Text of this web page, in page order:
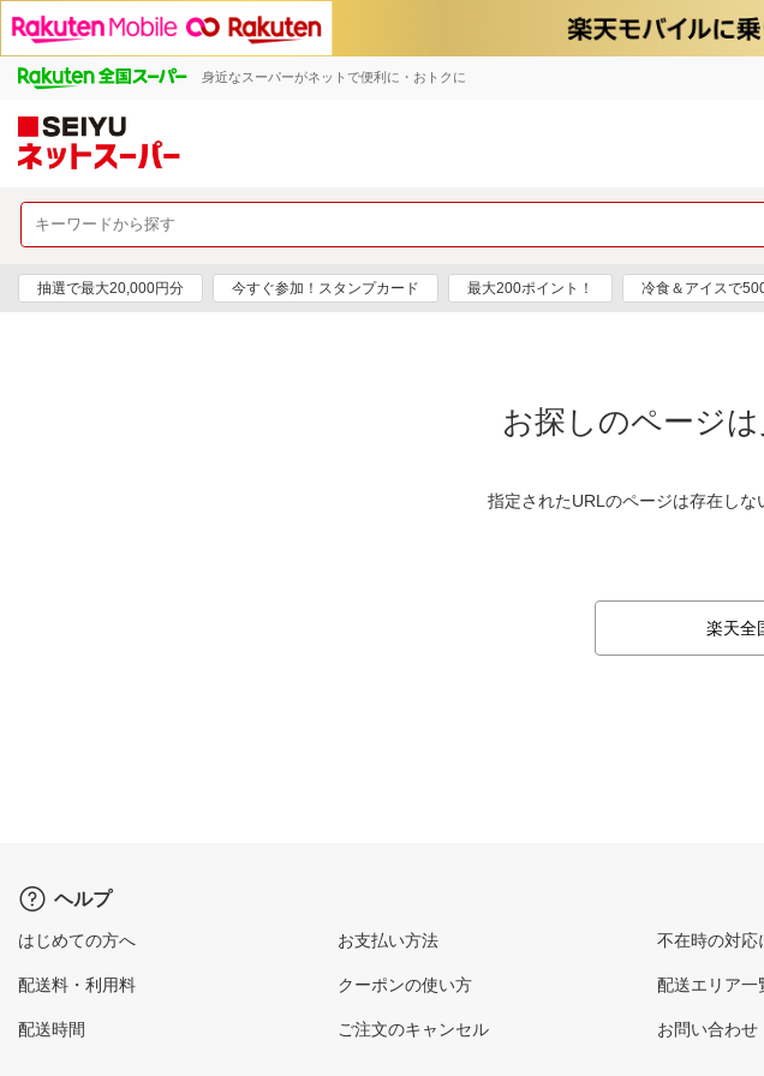
身近なスーパーがネットで便利に・おトクに
抽選で最大20,000円分 今すぐ参加！スタンプカード 最大200ポイント！ 冷食＆アイスで
お探しのページ
指定されたURLのページは存在しな
楽天全
ヘルプ
はじめての方へ
配送料・利用料
配送時間
お支払い方法
クーポンの使い方
ご注文のキャンセル
不在時の対応
配送エリア一
お問い合わせ